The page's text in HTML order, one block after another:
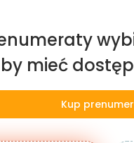
mieć
Kup